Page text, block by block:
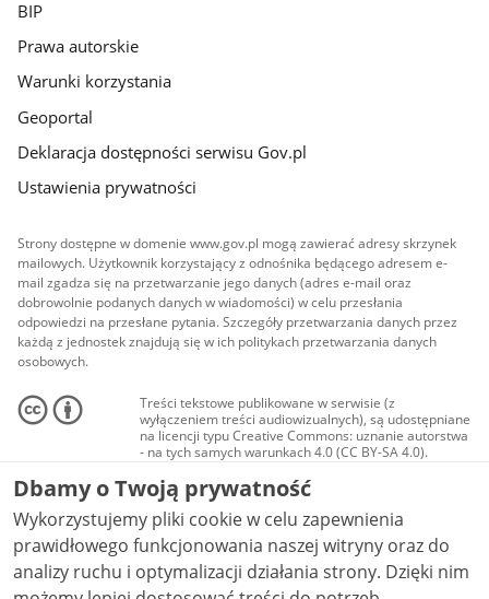
BIP
Prawa autorskie
Warunki korzystania
Geoportal
Deklaracja dostępności serwisu Gov.pl
Ustawienia prywatności
Strony dostępne w domenie www.gov.pl mogą zawierać adresy skrzynek
mailowych. Użytkownik korzystający z odnośnika będącego adresem e-
mail zgadza się na przetwarzanie jego danych (adres e-mail oraz
dobrowolnie podanych danych w wiadomości) w celu przesłania
odpowiedzi na przesłane pytania. Szczegóły przetwarzania danych przez
każdą z jednostek znajdują się w ich politykach przetwarzania danych
osobowych.
Treści tekstowe publikowane w serwisie (z
wyłączeniem treści audiowizualnych), są udostępniane
na licencji typu Creative Commons: uznanie autorstwa
- na tych samych warunkach 4.0 (CC BY-SA 4.0).
Materiały audiowizualne, w tym zdjęcia, materiały
audio i wideo, są udostępniane na licencji typu
Creative Commons: uznanie autorstwa użycie
niekomercyjne - bez utworów zależnych 4.0 (CC BY-
NC-ND 4.0), o ile nie jest to stwierdzone inaczej.
Dbamy o Twoją prywatność
Wykorzystujemy pliki cookie w celu zapewnienia
prawidłowego funkcjonowania naszej witryny oraz do
analizy ruchu i optymalizacji działania strony. Dzięki nim